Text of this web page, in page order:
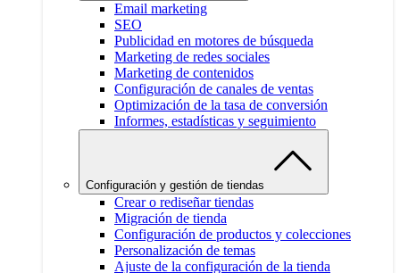
Email marketing
SEO
Publicidad en motores de búsqueda
Marketing de redes sociales
Marketing de contenidos
Configuración de canales de ventas
Optimización de la tasa de conversión
Informes, estadísticas y seguimiento
Configuración y gestión de tiendas
Crear o rediseñar tiendas
Migración de tienda
Configuración de productos y colecciones
Personalización de temas
Ajuste de la configuración de la tienda